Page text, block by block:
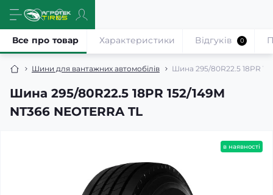
Шини для вантажних автомобілів Шина 295/80R22.5 18PR
Шина 295/80R22.5 18PR 152/149M
NT366 NEOTERRA TL
Все про товар Характеристики Відгуків 0
в наявності